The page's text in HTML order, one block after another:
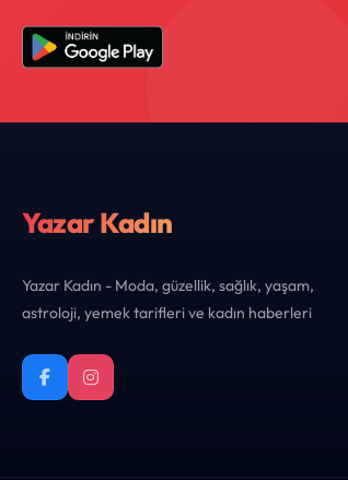
Yazar Kadın
Yazar Kadın - Moda, güzellik, sağlık, yaşam,
astroloji, yemek tarifleri ve kadın haberleri